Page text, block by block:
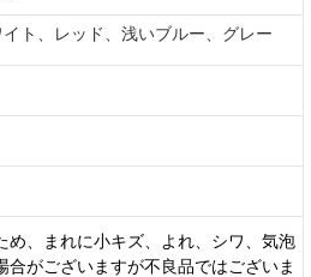
ト、レッド、浅いブルー、グレー
め、まれに小キズ、よれ、シワ、気泡
合がございますが不良品ではございま